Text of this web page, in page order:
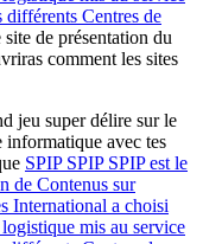
différents Centres de
de présentation du
comment les sites
jeu super délire sur le
informatique avec tes
SPIP SPIP SPIP est le
de Contenus sur
International a choisi
mis au service